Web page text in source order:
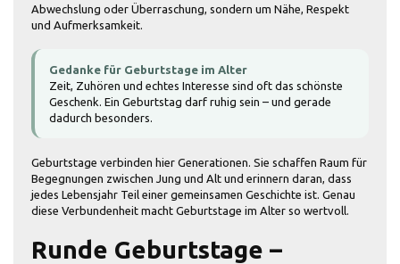
Abwechslung oder Überraschung, sondern um Nähe, Respekt
und Aufmerksamkeit.
Gedanke für Geburtstage im Alter
Zeit, Zuhören und echtes Interesse sind oft das schönste
Geschenk. Ein Geburtstag darf ruhig sein – und gerade
dadurch besonders.
Geburtstage verbinden hier Generationen. Sie schaffen Raum für
Begegnungen zwischen Jung und Alt und erinnern daran, dass
jedes Lebensjahr Teil einer gemeinsamen Geschichte ist. Genau
diese Verbundenheit macht Geburtstage im Alter so wertvoll.
Runde Geburtstage –